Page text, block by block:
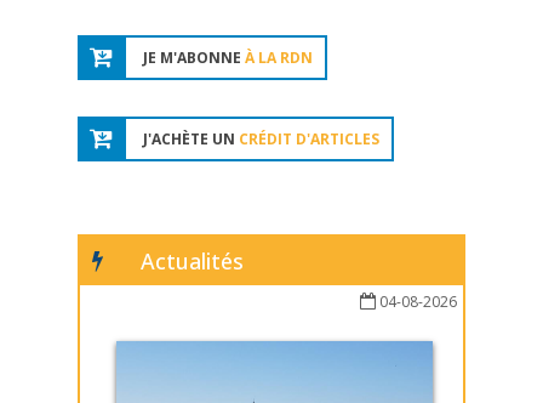
JE M'ABONNE À LA RDN
J'ACHÈTE UN CRÉDIT D'ARTICLES
Actualités
04-08-2026